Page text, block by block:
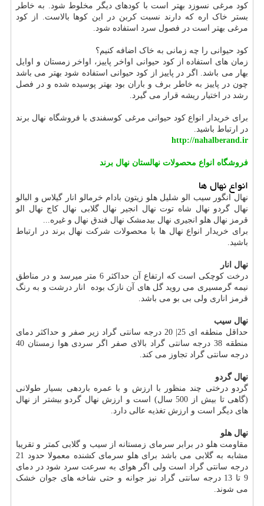
کود مرغی نسوزد بهتر است با کودهای دیگر مخلوط شود. به خاطر
بستر خاک اره که دارند نسبت کربن در این کوها بالاست. از کود
مرغی بهتر است در فصول سرد استفاده شود.
کود حیوانی را چه زمانی به خاک اضافه کنیم؟
زمان های استفاده از کود حیوانی اواخر پاییز، اواخر زمستان و اوایل
بهار می باشد. اگر در پاییز از کود حیوانی استفاده شود بهتر می باشد
چون در پاییز به خاطر برف و باران بود بهتر پوسیده شده و در فصل
رشد در اختیار ریشه قرار می گیرد.
برای خریدار انواع کود حیوانی مرغی کوسفندی با فروشگاه نهال برند
در ارتباط باشید.
http://nahalberand.ir
فروشگاه انواع محصولات نهالستان نهال برند
انواع نهال ها
نهال انگور سیب الو شلیل هلو زیتون بادام خرمالو انار گیلاس و البالو
نهال گردو نهال شاه توت نهال انجیر نهال گلابی نهال کاج نهال الو
قرمز نهال هلو انجیری نهال بیدمشک نهال فندق نهال و غیره...
برای خریدار انواع نهال ها با محصولات شرکت نهال برند در ارتباط
باشید.
نهال انار
درخت کوچکی است که ارتفاع آن حداکثر 6 متر میرسد و در مناطق
نیمه گرمسیری می روید گل های آن نازک بوده انار درشت و به رنگ
قرمز اناری ولی بی بو می باشد.
نهال سیب
حداقل منطقه ای 25| 20 درجه سانتی گراد زیر صفر و حداکثر دمای
منطقه 38 درجه سانتی گراد بالای صفر اگر سردی هوا زمستان 40
درجه سانتی گراد تجاوز می کند.
نهال گردو
گردو درختی چند منظور با ارزش و با عمره باردهی بسیار طولانی
(گاهی تا بیش از 500 سال) است و ارزش نهال گردو بیشتر از نهال
های دیگر است و ارزش تغذیه عالی دارد.
نهال هلو
مقاومت هلو در برابر سرمای زمستانه از سیب و گلابی کمتر و تقریبا
مشابه به گلابی می باشد برای هلو سرمای کشنده معمولا حدود 21
درجه سانتی گراد است ولی اگر هوای به سرعت سرد شود در دمای
9 تا 13 درجه سانتی گراد نیز جوانه و حتی شاخه های جوان خشک
می شوند.